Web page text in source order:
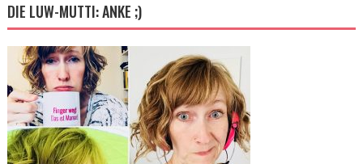
DIE LUW-MUTTI: ANKE ;)